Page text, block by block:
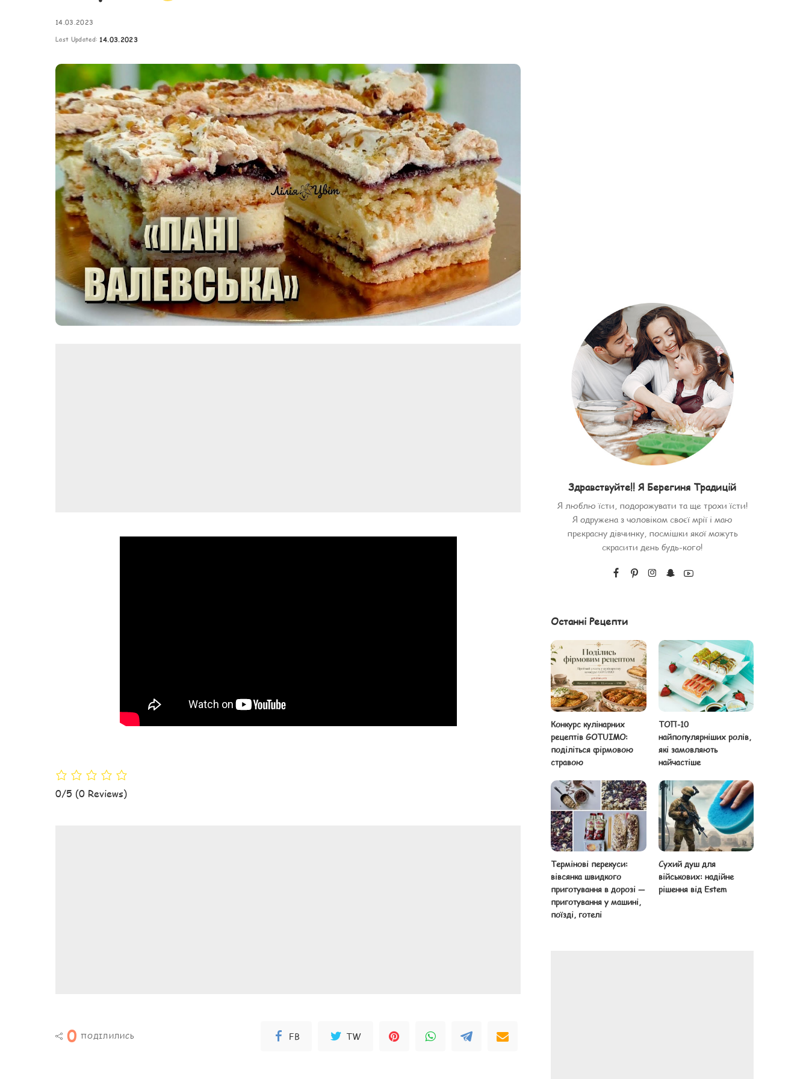
Картопля з м’ясом
Мясо по-французьки
Шинка
14.03.2023
Last Updated: 14.03.2023
0/5 (0 Reviews)
0 ПОДІЛИЛИСЬ FB TW
Здравствуйте!! Я Берегиня Традицій
Я люблю їсти, подорожувати та ще трохи їсти!
Я одружена з чоловіком своєї мрії і маю
прекрасну дівчинку, посмішки якої можуть
скрасити день будь-кого!
Останні Рецепти
Конкурс кулінарних
рецептів GOTUIMO:
поділіться фірмовою
стравою
ТОП-10
найпопулярніших ролів,
які замовляють
найчастіше
Термінові перекуси:
вівсянка швидкого
приготування в дорозі —
приготування у машині,
поїзді, готелі
Сухий душ для
військових: надійне
рішення від Estem